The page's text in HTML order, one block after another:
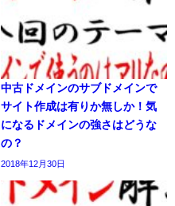
中古ドメインのサブドメインで
サイト作成は有りか無しか！気
になるドメインの強さはどうな
の？
2018年12月30日